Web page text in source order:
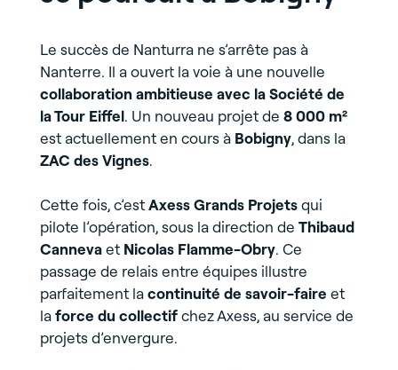
Le succès de Nanturra ne s’arrête pas à
Nanterre. Il a ouvert la voie à une nouvelle
collaboration ambitieuse avec la Société de
la Tour Eiffel. Un nouveau projet de 8 000 m²
est actuellement en cours à Bobigny, dans la
ZAC des Vignes.
Cette fois, c’estAxess Grands Projetsqui
pilote l’opération, sous la direction de Thibaud
Cannevaet Nicolas Flamme-Obry. Ce
passage de relais entre équipes illustre
parfaitement lacontinuité de savoir-faire et
laforce du collectifchez Axess, au service de
projets d’envergure.